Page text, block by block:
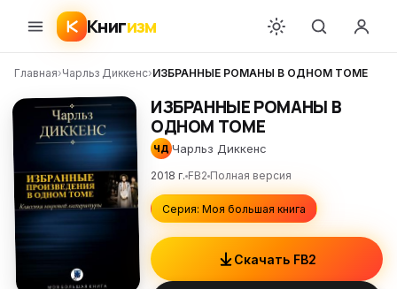
Книгизм
Главная›Чарльз Диккенс›ИЗБРАННЫЕ РОМАНЫ В ОДНОМ ТОМЕ
ИЗБРАННЫЕ РОМАНЫ В
ОДНОМ ТОМЕ
ЧД Чарльз Диккенс
2018 г. FB2 Полная версия
Серия: Моя большая книга
Скачать FB2